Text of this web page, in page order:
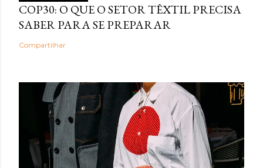
COP30: O QUE O SETOR TÊXTIL PRECISA
SABER PARA SE PREPARAR
Compartilhar